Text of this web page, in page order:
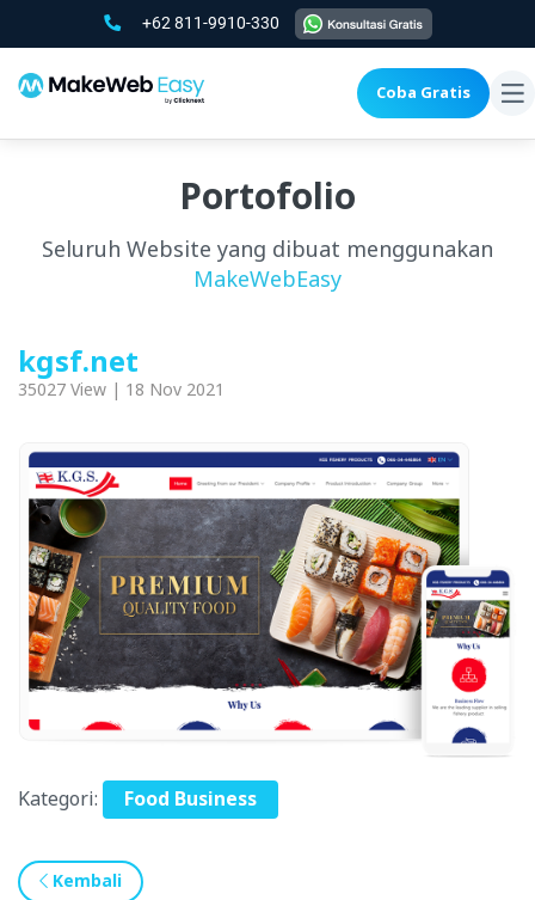
+62 811-9910-330
Coba Gratis
Portofolio
Seluruh Website yang dibuat menggunakan
MakeWebEasy
kgsf.net
35027 View | 18 Nov 2021
Kategori: Food Business
Kembali